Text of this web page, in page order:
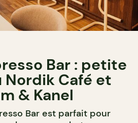
Bar : petite
Nordik Café et
& Kanel
Bar est parfait pour